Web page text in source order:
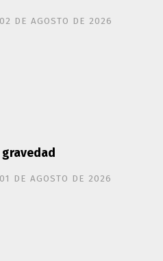
02 DE AGOSTO DE 2026
01 DE AGOSTO DE 2026